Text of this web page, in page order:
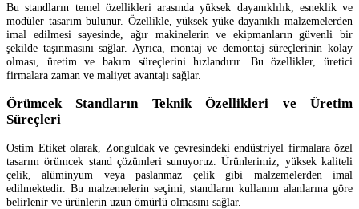
Bu standların temel özellikleri arasında yüksek dayanıklılık, esneklik ve
modüler tasarım bulunur. Özellikle, yüksek yüke dayanıklı malzemelerden
imal edilmesi sayesinde, ağır makinelerin ve ekipmanların güvenli bir
şekilde taşınmasını sağlar. Ayrıca, montaj ve demontaj süreçlerinin kolay
olması, üretim ve bakım süreçlerini hızlandırır. Bu özellikler, üretici
firmalara zaman ve maliyet avantajı sağlar.
Örümcek Standların Teknik Özellikleri ve Üretim
Süreçleri
Ostim Etiket olarak, Zonguldak ve çevresindeki endüstriyel firmalara özel
tasarım örümcek stand çözümleri sunuyoruz. Ürünlerimiz, yüksek kaliteli
çelik, alüminyum veya paslanmaz çelik gibi malzemelerden imal
edilmektedir. Bu malzemelerin seçimi, standların kullanım alanlarına göre
belirlenir ve ürünlerin uzun ömürlü olmasını sağlar.